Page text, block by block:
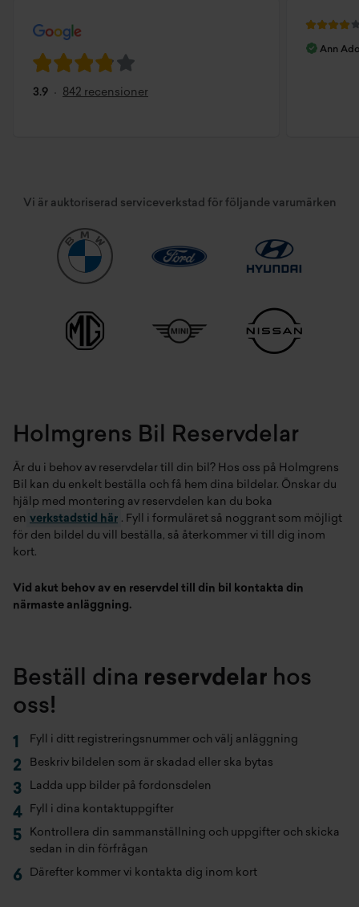
3.9 842 recensioner
Ann
Vi är auktoriserad serviceverkstad för följande varumärken
Holmgrens Bil Reservdelar
Är du i behov av reservdelar till din bil? Hos oss på Holmgrens
Bil kan du enkelt beställa och få hem dina bildelar. Önskar du
hjälp med montering av reservdelen kan du boka
en verkstadstid här . Fyll i formuläret så noggrant som möjligt
för den bildel du vill beställa, så återkommer vi till dig inom
kort.
Vid akut behov av en reservdel till din bil kontakta din
närmaste anläggning.
Beställ dina reservdelar hos
oss!
Fyll i ditt registreringsnummer och välj anläggning
Beskriv bildelen som är skadad eller ska bytas
Ladda upp bilder på fordonsdelen
Fyll i dina kontaktuppgifter
Kontrollera din sammanställning och uppgifter och skicka
sedan in din förfrågan
Därefter kommer vi kontakta dig inom kort